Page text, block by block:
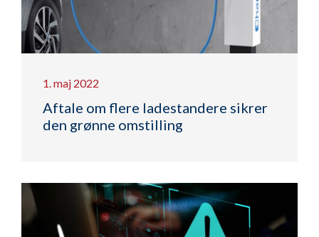
1. maj 2022
Aftale om flere ladestandere sikrer
den grønne omstilling